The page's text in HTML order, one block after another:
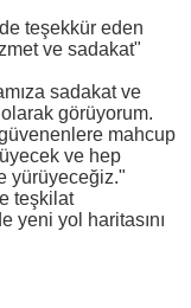
teşekkür eden
ve sadakat"
sadakat ve
görüyorum.
mahcup
ve hep
yürüyeceğiz."
teşkilat
yeni yol haritasını